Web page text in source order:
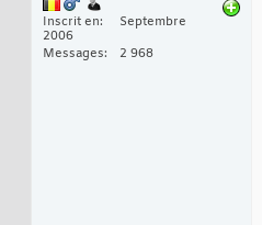
Inscrit en
Septembre
2006
Messages
2 968